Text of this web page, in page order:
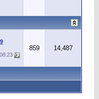
08:23
859 14,487